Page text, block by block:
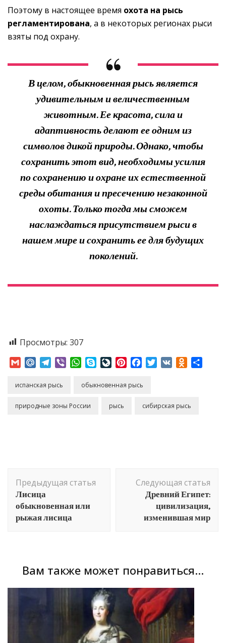
Поэтому в настоящее время охота на рысь
регламентирована, а в некоторых регионах рыси
взяты под охрану.
В целом, обыкновенная рысь является
удивительным и величественным
животным. Ее красота, сила и
адаптивность делают ее одним из
символов дикой природы. Однако, чтобы
сохранить этот вид, необходимы усилия
по сохранению и охране их естественной
среды обитания и пресечению незаконной
охоты. Только тогда мы сможем
наслаждаться присутствием рыси в
нашем мире и сохранить ее для будущих
поколений.
Просмотры: 307
GmailMail.RuTelegram
Viber WhatsApp
SkypeLiveJournal
PinterestFacebookTwitter
VK
испанская рысь обыкновенная рысь
природные зоны России рысь сибирская рысь
по
записям
Предыдущая статья
Лисица
обыкновенная или
рыжая лисица
Следующая статья
Древний Египет:
цивилизация,
изменившая мир
Вам также может понравиться...